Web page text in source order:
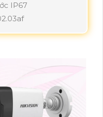
IP67